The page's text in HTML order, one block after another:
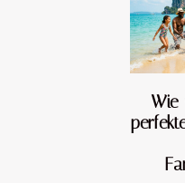
Wie